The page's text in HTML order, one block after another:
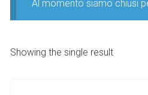
Al momento siamo chiusi
Showing the single result